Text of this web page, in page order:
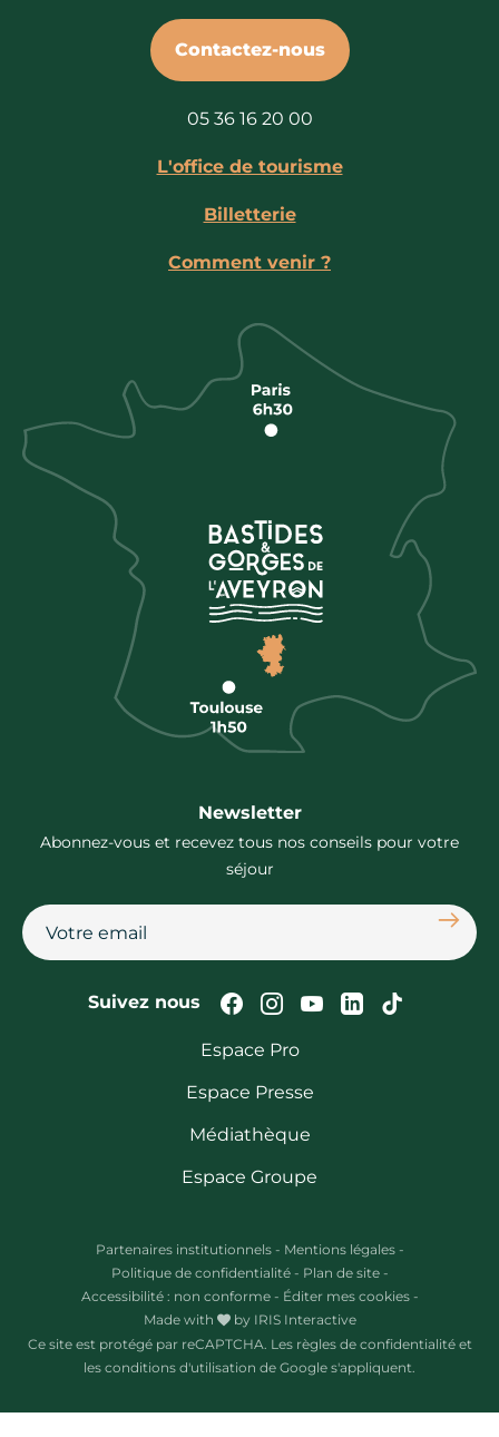
Contactez-nous
05 36 16 20 00
L'office de tourisme
Billetterie
Comment venir ?
Newsletter
Abonnez-vous et recevez tous nos conseils pour votre
séjour
Suivez nous Suivez-nous sur
Suivez-nous sur
Suivez-nous
Suivez-Suivez-
Espace Pro
Espace Presse
Médiathèque
Espace Groupe
Partenaires institutionnels - Mentions légales -
Politique de confidentialité - Plan de site -
Accessibilité : non conforme - Éditer mes cookies -
Made with
by IRIS Interactive
Ce site est protégé par reCAPTCHA. Les règles de confidentialitéet
les conditions d'utilisation de Google s'appliquent.